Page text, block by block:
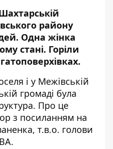
району
Одна жінка
стані. Горіли
і у Межівській
громаді була
Про це
з посиланням на
т.в.о. голови
.